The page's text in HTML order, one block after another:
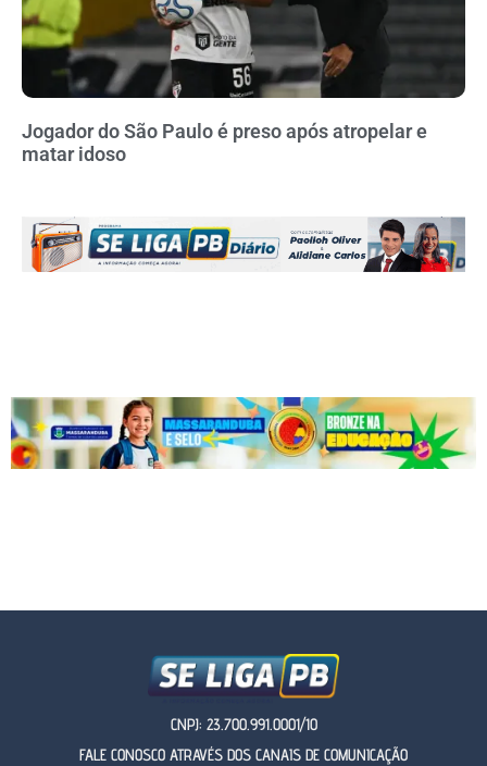
Jogador do São Paulo é preso após atropelar e
matar idoso
CNPJ: 23.700.991.0001/10
FALE CONOSCO ATRAVÉS DOS CANAIS DE COMUNICAÇÃO